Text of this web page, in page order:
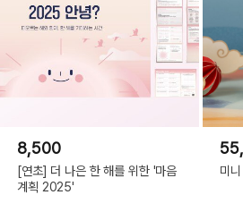
8,500
[연초] 더 나은 한 해를 위한 '마음
계획 2025'
미